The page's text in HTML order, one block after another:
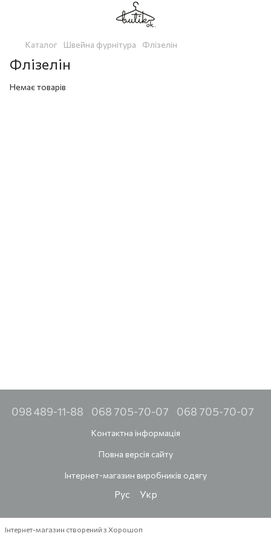
Каталог Швейна фурнітура Флізелін
Флізелін
Немає товарів
098 489-11-88 068 705-70-07 068 705-70-07
Контактна інформація
Повна версія сайту
Інтернет-магазин виробників одягу
Рус Укр
Інтернет-магазин створений з Хорошоп